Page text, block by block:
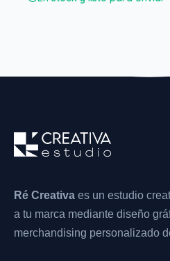
Ré Creativa es un estudio
a tu marca mediante diseño
merchandising personalizado